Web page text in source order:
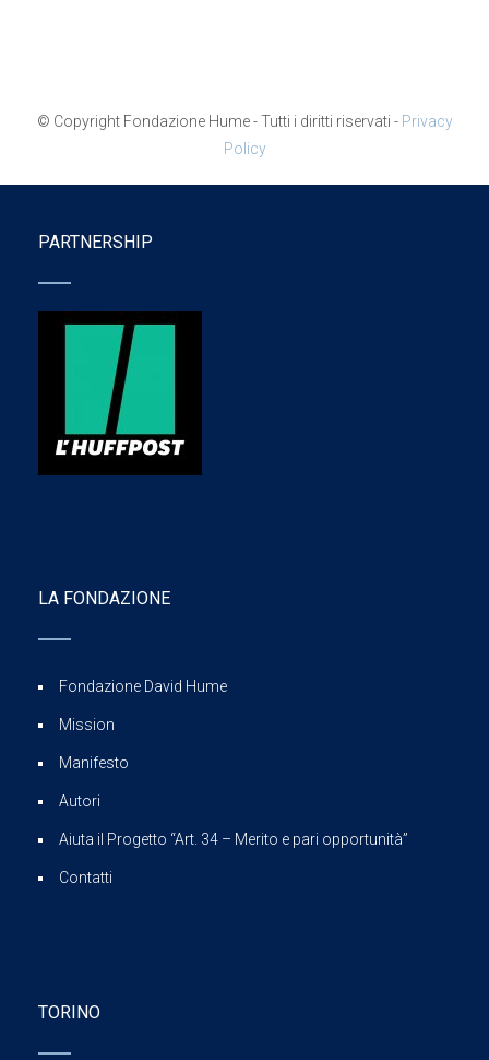
© Copyright Fondazione Hume - Tutti i diritti riservati - Privacy
Policy
PARTNERSHIP
LA FONDAZIONE
Fondazione David Hume
Mission
Manifesto
Autori
Aiuta il Progetto “Art. 34 – Merito e pari opportunità”
Contatti
TORINO